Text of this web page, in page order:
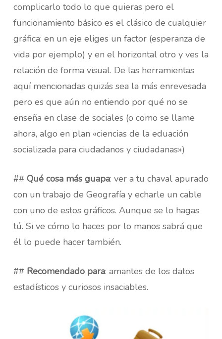
complicarlo todo lo que quieras pero el
funcionamiento básico es el clásico de cualquier
gráfica: en un eje eliges un factor (esperanza de
vida por ejemplo) y en el horizontal otro y ves la
relación de forma visual. De las herramientas
aquí mencionadas quizás sea la más enrevesada
pero es que aún no entiendo por qué no se
enseña en clase de sociales (o como se llame
ahora, algo en plan «ciencias de la eduación
socializada para ciudadanos y ciudadanas»)
## Qué cosa más guapa: ver a tu chaval apurado
con un trabajo de Geografía y echarle un cable
con uno de estos gráficos. Aunque se lo hagas
tú. Si ve cómo lo haces por lo manos sabrá que
él lo puede hacer también.
## Recomendado para: amantes de los datos
estadísticos y curiosos insaciables.